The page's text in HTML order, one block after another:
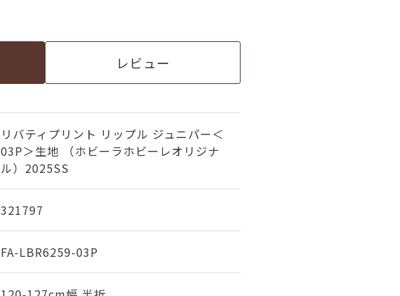
レビュー
リバティプリント リップル ジュニパー＜
03P＞生地 （ホビーラホビーレオリジナ
ル）2025SS
321797
FA-LBR6259-03P